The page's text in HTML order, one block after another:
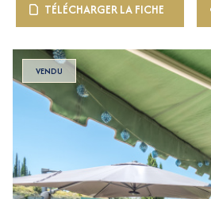
TÉLÉCHARGER LA FICHE
VENDU